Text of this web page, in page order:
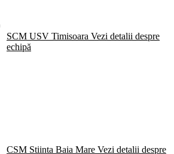
SCM USV Timisoara Vezi detalii despre
echipă
CSM Stiinta Baia Mare Vezi detalii despre